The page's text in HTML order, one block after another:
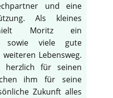
und eine
Als kleines
Moritz ein
sowie viele gute
Lebensweg.
herzlich für seinen
ihm für seine
Zukunft alles